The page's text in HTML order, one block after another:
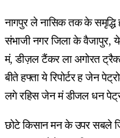
नागपुर ले नासिक तक के
संभाजी नगर जिला के
मं, डीज़ल टैंकर ला अगोरत
बीते हफ्ता ये रिपोर्टर ह जेन
लगे रहिस जेन मं डीजल धन
छोटे किसान मन के उपर सबले